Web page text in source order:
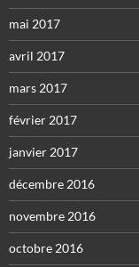
mai 2017
avril 2017
mars 2017
février 2017
janvier 2017
décembre 2016
novembre 2016
octobre 2016